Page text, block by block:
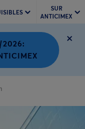
SUR
ANTICIMEX
2026: